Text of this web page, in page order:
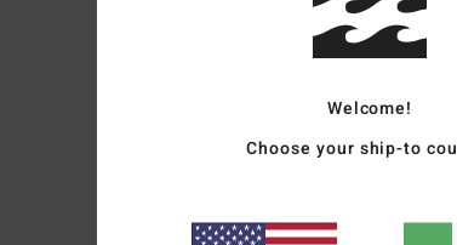
Welcome!
Choose your ship-to